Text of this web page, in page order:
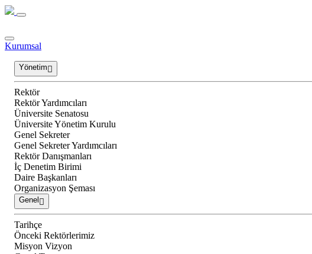
Kurumsal
Yönetim
Rektör
Rektör Yardımcıları
Üniversite Senatosu
Üniversite Yönetim Kurulu
Genel Sekreter
Genel Sekreter Yardımcıları
Rektör Danışmanları
İç Denetim Birimi
Daire Başkanları
Organizasyon Şeması
Genel
Tarihçe
Önceki Rektörlerimiz
Misyon Vizyon